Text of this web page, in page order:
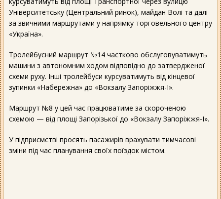
Університетську (Центральний ринок), майдан Волі та далі
за звичними маршрутами у напрямку торговельного центру
«Україна».
Тролейбусний маршрут №14 частково обслуговуватимуть
машини з автономним ходом відповідно до затвердженої
схеми руху. Інші тролейбуси курсуватимуть від кінцевої
зупинки «Набережна» до «Вокзалу Запоріжжя-I».
Маршрут №8 у цей час працюватиме за скороченою
схемою — від площі Запорізької до «Вокзалу Запоріжжя-I».
У підприємстві просять пасажирів врахувати тимчасові
зміни під час планування своїх поїздок містом.